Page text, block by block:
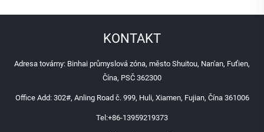
KONTAKT
Adresa továrny: Binhai průmyslová zóna, město Shuitou, Nan'an, Fuťien,
Čína, PSČ 362300
Office Add: 302#, Anling Road č. 999, Huli, Xiamen, Fujian, Čína 361006
Tel:+86-13959219373